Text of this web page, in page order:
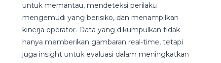
untuk memantau, mendeteksi perilaku
mengemudi yang berisiko, dan menampilkan
kinerja operator. Data yang dikumpulkan tidak
hanya memberikan gambaran real-time, tetapi
juga insight untuk evaluasi dalam meningkatkan